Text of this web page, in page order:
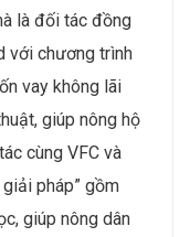
là đối tác đồng
với chương trình
vay không lãi
giúp nông hộ
cùng VFC và
pháp” gồm
giúp nông dân